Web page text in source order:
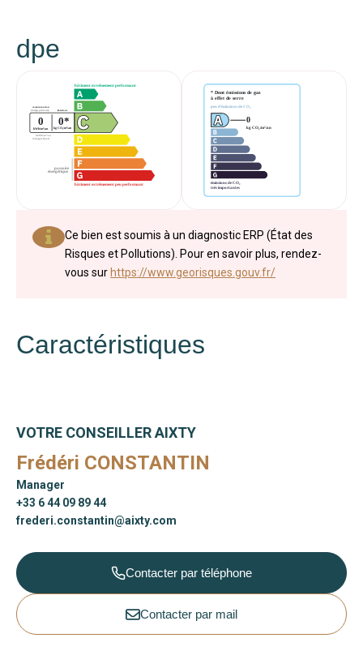
dpe
Ce bien est soumis à un diagnostic ERP (État des
Risques et Pollutions). Pour en savoir plus, rendez-
vous sur https://www.georisques.gouv.fr/
Caractéristiques
VOTRE CONSEILLER AIXTY
Frédéri CONSTANTIN
Manager
+33 6 44 09 89 44
frederi.constantin@aixty.com
Contacter par téléphone
Contacter par mail